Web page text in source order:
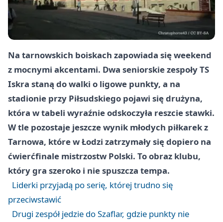
Na tarnowskich boiskach zapowiada się weekend
z mocnymi akcentami. Dwa seniorskie zespoły TS
Iskra staną do walki o ligowe punkty, a na
stadionie przy Piłsudskiego pojawi się drużyna,
która w tabeli wyraźnie odskoczyła reszcie stawki.
W tle pozostaje jeszcze wynik młodych piłkarek z
Tarnowa, które w Łodzi zatrzymały się dopiero na
ćwierćfinale mistrzostw Polski. To obraz klubu,
który gra szeroko i nie spuszcza tempa.
Liderki przyjadą po serię, której trudno się
przeciwstawić
Drugi zespół jedzie do Szaflar, gdzie punkty nie